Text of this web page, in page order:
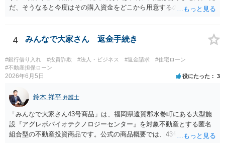
だ、そうなると今度はその購入資金をどこから用意するのかという問
4 みんなで大家さん 返金手続き
#銀行借り入れ #投資詐欺 #法人・ビジネス #返金請求
#住宅ローン
#不動産担保ローン
2026年6月5日 役にたった 3
鈴木 祥平 弁護士
「みんなで大家さん43号商品」は、福岡県遠賀郡水巻町にある大型施
設『アグレボバイオテクノロジーセンター』を対象不動産とする匿名
組合型の不動産投資商品です。公式の商品概要では、43号は想定利回